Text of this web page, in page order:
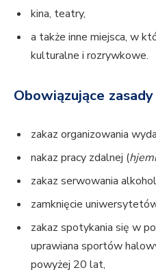
kina, teatry,
a także inne miejsca, w
kulturalne i rozrywkowe.
Obowiązujące
zakaz organizowania
nakaz pracy zdalnej (
zakaz serwowania
zamknięcie
zakaz spotykania się w
uprawiana sportów
powyżej 20 lat,